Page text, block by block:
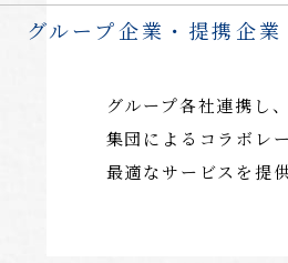
グループ企業・提携企業
グループ各社連携し
集団によるコラボレ
最適なサービスを提